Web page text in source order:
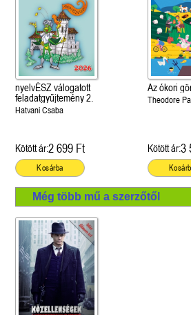
nyelvÉSZ válogatott
feladatgyűjtemény 2.
Hatvani Csaba
Kötött ár:2 699 Ft
Kosárba
Az ókori
Theodore
Kötött ár:3
Még több mű a szerzőtől